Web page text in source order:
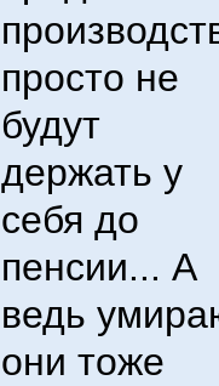
просто не
будут
держать у
себя до
пенсии... А
ведь
они тоже